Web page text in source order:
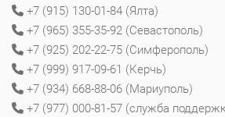
+7 (915) 130-01-84 (Ялта)
+7 (965) 355-35-92 (Севастополь)
+7 (925) 202-22-75 (Симферополь)
+7 (999) 917-09-61 (Керчь)
+7 (934) 668-88-06 (Мариуполь)
+7 (977) 000-81-57 (служба